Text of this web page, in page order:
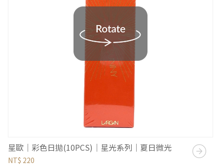
星歐｜彩色日拋(10PCS)｜星光系列｜夏日微光
NT$ 220